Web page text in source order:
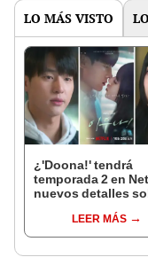
LO MÁS VISTO
¿'Doona!' tendrá
temporada 2 en
nuevos detalles
Yang Se Jong
LEER MÁS